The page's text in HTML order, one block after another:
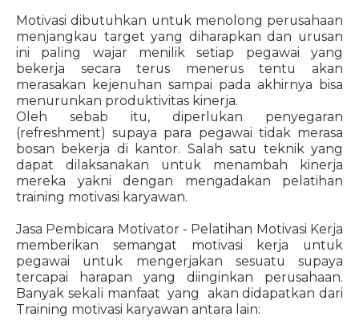
Motivasi dibutuhkan untuk menolong perusahaan
menjangkau target yang diharapkan dan urusan
ini paling wajar menilik setiap pegawai yang
bekerja secara terus menerus tentu akan
merasakan kejenuhan sampai pada akhirnya bisa
menurunkan produktivitas kinerja.
Oleh sebab itu, diperlukan penyegaran
(refreshment) supaya para pegawai tidak merasa
bosan bekerja di kantor. Salah satu teknik yang
dapat dilaksanakan untuk menambah kinerja
mereka yakni dengan mengadakan pelatihan
training motivasi karyawan.
Jasa Pembicara Motivator - Pelatihan Motivasi Kerja
memberikan semangat motivasi kerja untuk
pegawai untuk mengerjakan sesuatu supaya
tercapai harapan yang diinginkan perusahaan.
Banyak sekali manfaat yang akan didapatkan dari
Training motivasi karyawan antara lain: